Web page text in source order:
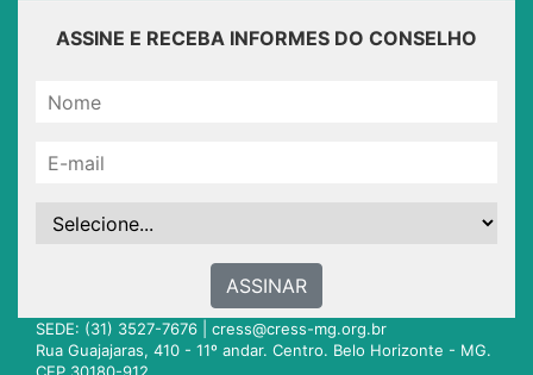
ASSINE E RECEBA INFORMES DO CONSELHO
ASSINAR
SEDE: (31) 3527-7676 | cress@cress-mg.org.br
Rua Guajajaras, 410 - 11º andar. Centro. Belo Horizonte - MG.